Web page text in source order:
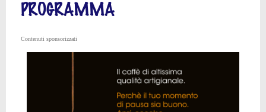
PROGRAMMA
Contenuti sponsorizzati